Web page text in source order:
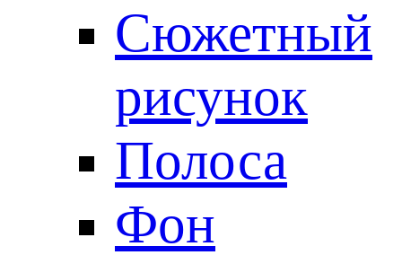
Сюжетный
рисунок
Полоса
Фон